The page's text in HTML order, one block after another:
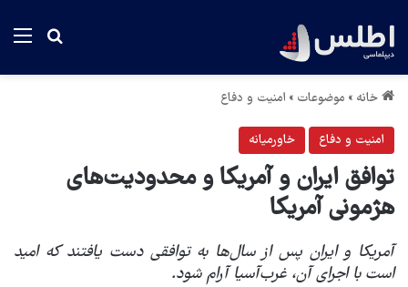
جستجو
خانه » موضوعات » امنیت و دفاع
امنیت و دفاع خاورمیانه
توافق ایران و آمریکا و محدودیت‌های
هژمونی آمریکا
آمریکا و ایران پس از سال‌ها به توافقی دست یافتند که امید
است با اجرای آن، غرب‌آسیا آرام شود.